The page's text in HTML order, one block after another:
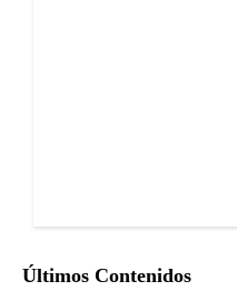
Últimos Contenidos